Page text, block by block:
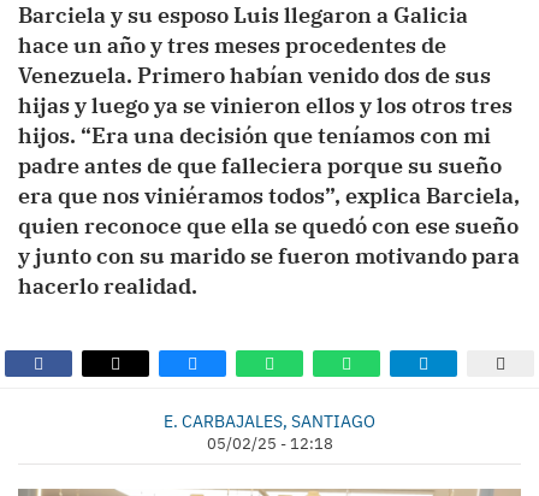
Barciela y su esposo Luis llegaron a Galicia
hace un año y tres meses procedentes de
Venezuela. Primero habían venido dos de sus
hijas y luego ya se vinieron ellos y los otros tres
hijos. “Era una decisión que teníamos con mi
padre antes de que falleciera porque su sueño
era que nos viniéramos todos”, explica Barciela,
quien reconoce que ella se quedó con ese sueño
y junto con su marido se fueron motivando para
hacerlo realidad.
E. CARBAJALES, SANTIAGO
05/02/25 - 12:18